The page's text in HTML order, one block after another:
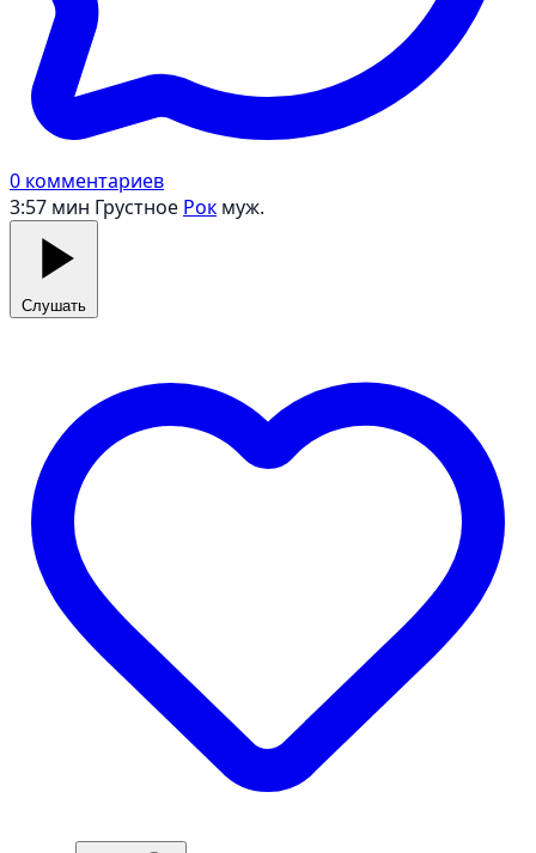
0 комментариев
3:57 мин Грустное Рок муж.
Слушать